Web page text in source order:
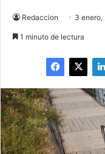
Redaccion 3 enero,
1 minuto de lectura